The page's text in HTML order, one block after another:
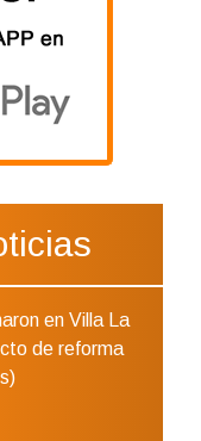
en Villa La
de reforma